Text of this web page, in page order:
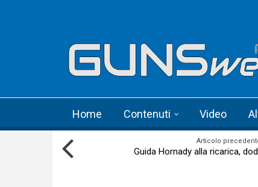
Home Contenuti Video
Articolo
Guida Hornady alla ricarica,